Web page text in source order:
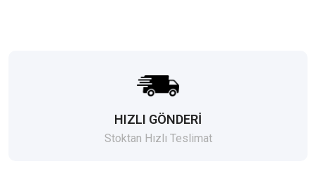
HIZLI GÖNDERİ
Stoktan Hızlı Teslimat